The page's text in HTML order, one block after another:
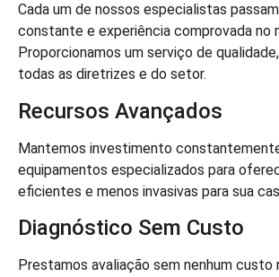
Cada um de nossos especialistas
constante e experiência comprovada no
Proporcionamos um serviço de
todas as diretrizes e do setor.
Recursos Avançados
Mantemos investimento
equipamentos especializados para
eficientes e menos invasivas para sua
Diagnóstico Sem Custo
Prestamos avaliação sem nenhum custo